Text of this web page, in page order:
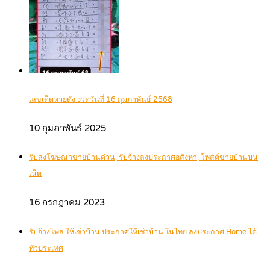
เลขเด็ดหวยดัง งวดวันที่ 16 กุมภาพันธ์ 2568
10 กุมภาพันธ์ 2025
รับลงโฆษณาขายบ้านด่วน, รับจ้างลงประกาศอสังหา, โพสต์ขายบ้านบน
เน็ต
16 กรกฎาคม 2023
รับจ้างโพส ให้เช่าบ้าน ประกาศให้เช่าบ้าน ในไทย ลงประกาศ Home ได้
ทั่วประเทศ